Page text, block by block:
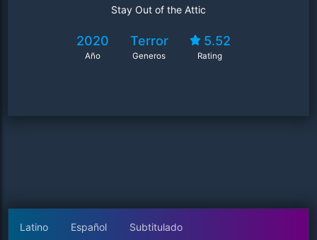
experimentación humana, monstruos nazis y más.
Stay Out of the Attic
2020
Año
Terror
Generos
5.52
Rating
Latino Español Subtitulado